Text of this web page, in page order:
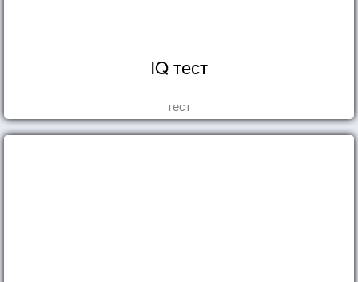
IQ тест
тест